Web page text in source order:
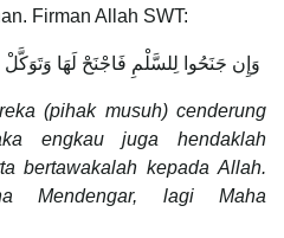
Firman Allah SWT:
وَإِن جَنَحُوا لِلسَّلْمِ فَاجْنَحْ لَهَا وَتَوَكَّلْ
(pihak musuh) cenderung
engkau juga hendaklah
bertawakalah kepada Allah.
Mendengar, lagi Maha